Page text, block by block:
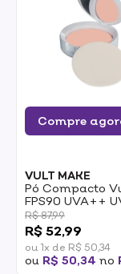
Compre
VULT MAKE
Pó Compacto
FPS90 UVA++
Médio Claro Cor
R$ 87,99
R$ 52,99
ou 1x de R$ 50,34
ou R$ 50,34 no